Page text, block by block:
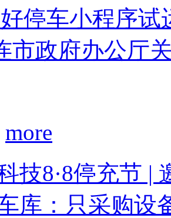
停车小程序试
市政府办公厅
more
技8·8停充节 |
库：只采购设